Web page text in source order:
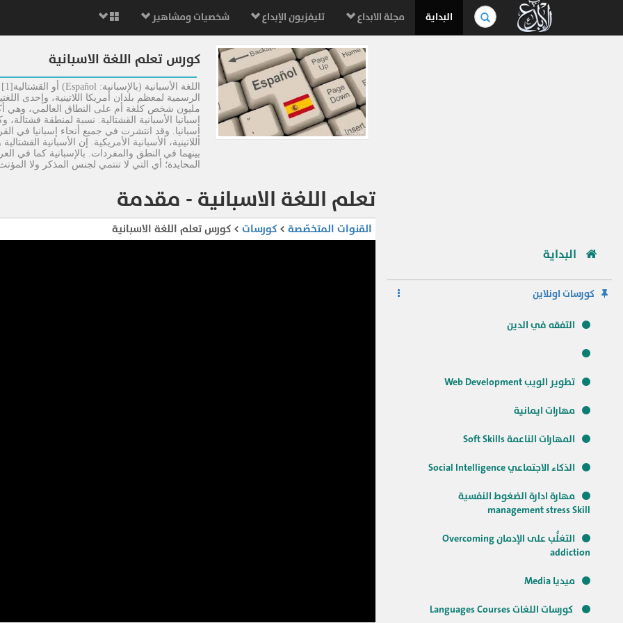
بحث
في
الموسوعة..
البداية مجلة الابداع تليفزيون الإبداع شخصيات ومشاهير
البداية
كورسات اونلاين
التفقه في الدين
تطوير الويب Web Development
مهارات ايمانية
المهارات الناعمة Soft Skills
الذكاء الاجتماعي Social Intelligence
مهارة ادارة الضغوط النفسية
management stress Skill
التغلُّب على الإدمان Overcoming
addiction
ميديا Media
كورسات اللغات Languages Courses
كورس تعلم اللغة الاسبانية
إسبانيا الأسبانية القشتالية. نسبة لمنطقة
إسبانيا. وقد انتشرت في جميع أنحاء إسبانيا في
اللاتينية، الأسبانية الأمريكية. إن الأسبانية
بينهما في النطق والمفردات. بالإسبانية كما في
المحايدة؛ أي التي لا تنتمي لجنس المذكر ولا
تعلم اللغة الاسبانية - مقدمة
القنوات المتخصّصة > كورسات > كورس تعلم اللغة الاسبانية